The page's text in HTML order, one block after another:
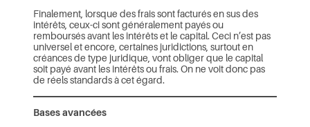
Finalement, lorsque des frais sont facturés en sus des
intérêts, ceux-ci sont généralement payés ou
remboursés avant les intérêts et le capital. Ceci n’est pas
universel et encore, certaines juridictions, surtout en
créances de type juridique, vont obliger que le capital
soit payé avant les intérêts ou frais. On ne voit donc pas
de réels standards à cet égard.
Bases avancées